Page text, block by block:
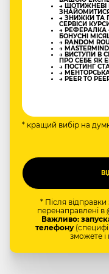
→ ЩОТИЖНЕВІ
→ ЗНИЖКИ ТА
СЕРВІСИ КУРСИ
→ РЕФЕРАЛКА
БОНУСНІ
→ RANDOM
→ MASTERMIND
→ ВИСТУПИ В
ПРО СЕБЕ ЯК
→ ПОСТИНГ
→
→ PEER TO
* кращий вибір на
* Після
перенаправлені в
Важливо:
телефону
зможете і